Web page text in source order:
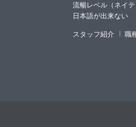
流暢レベル（ネイテ
日本語が出来ない
スタッフ紹介 職